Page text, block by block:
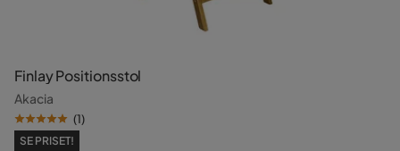
Finlay Positionsstol
Akacia
(1)
SE PRISET!